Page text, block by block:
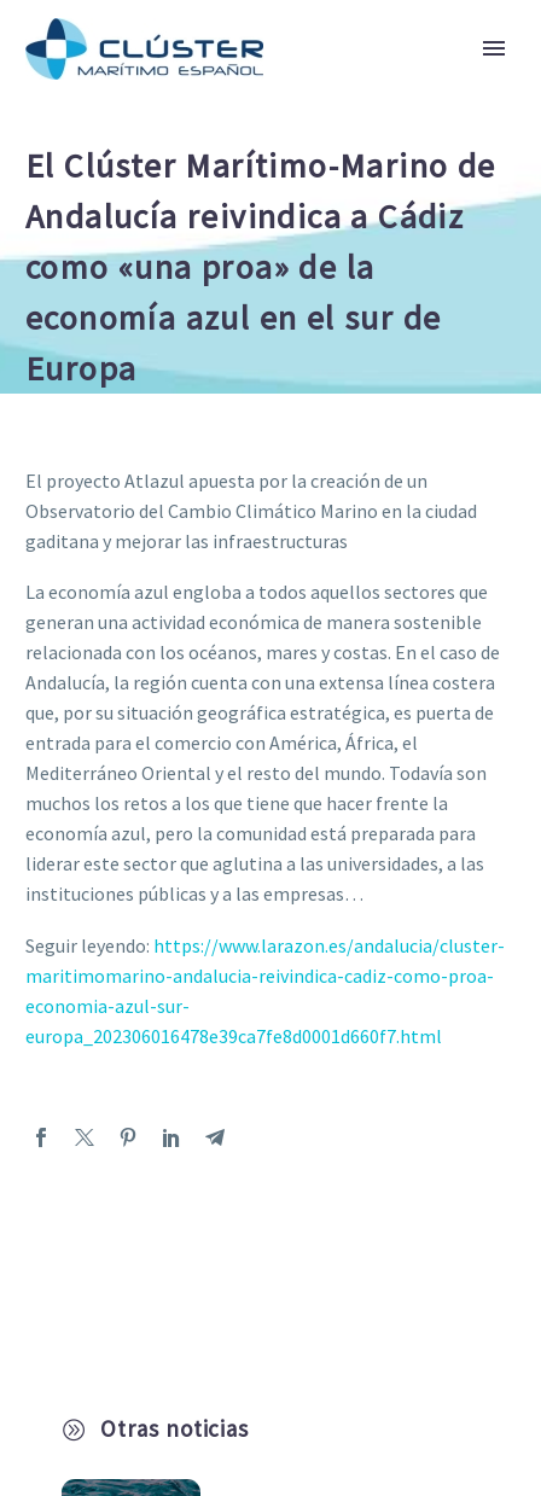
El Clúster Marítimo-Marino de
Andalucía reivindica a Cádiz
como «una proa» de la
economía azul en el sur de
Europa
A Otras noticias
El proyecto Atlazul apuesta por la creación de un
Observatorio del Cambio Climático Marino en la ciudad
gaditana y mejorar las infraestructuras
La economía azul engloba a todos aquellos sectores que
generan una actividad económica de manera sostenible
relacionada con los océanos, mares y costas. En el caso de
Andalucía, la región cuenta con una extensa línea costera
que, por su situación geográfica estratégica, es puerta de
entrada para el comercio con América, África, el
Mediterráneo Oriental y el resto del mundo. Todavía son
muchos los retos a los que tiene que hacer frente la
economía azul, pero la comunidad está preparada para
liderar este sector que aglutina a las universidades, a las
instituciones públicas y a las empresas…
Seguir leyendo: https://www.larazon.es/andalucia/cluster-
maritimomarino-andalucia-reivindica-cadiz-como-proa-
economia-azul-sur-
europa_202306016478e39ca7fe8d0001d660f7.html